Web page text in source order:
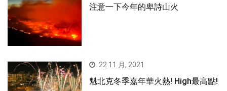
注意一下今年的卑詩山火
22 11 月, 2021
魁北克冬季嘉年華火熱! High最高點!